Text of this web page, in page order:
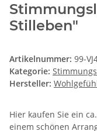
Stilleben"
Artikelnummer: 99-
Kategorie:
Hersteller:
Hier kaufen Sie ein
einem schönen